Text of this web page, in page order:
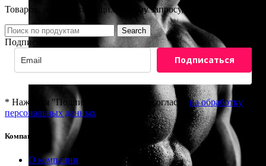
Товаров, соответствующих вашему запросу, не обнаружено.
Search
Подписка на новости
Подписаться
* Нажимая "Подписаться" вы даёте согласие на обработку
персональных данных
8(800)201-81-69
Компания
О компании